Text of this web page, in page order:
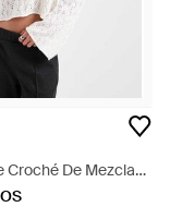
Croché De Mezcla
De Teen-Neutro -